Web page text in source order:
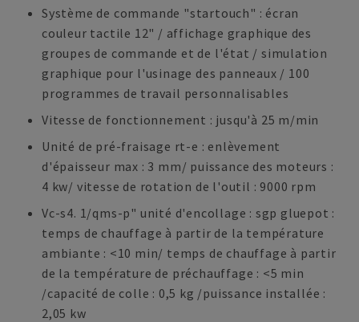
Système de commande "startouch" : écran
couleur tactile 12" / affichage graphique des
groupes de commande et de l'état / simulation
graphique pour l'usinage des panneaux / 100
programmes de travail personnalisables
Vitesse de fonctionnement : jusqu'à 25 m/min
Unité de pré-fraisage rt-e : enlèvement
d'épaisseur max : 3 mm/ puissance des moteurs :
4 kw/ vitesse de rotation de l'outil : 9000 rpm
Vc-s4. 1/qms-p" unité d'encollage : sgp gluepot :
temps de chauffage à partir de la température
ambiante : <10 min/ temps de chauffage à partir
de la température de préchauffage : <5 min
/capacité de colle : 0,5 kg /puissance installée :
2,05 kw